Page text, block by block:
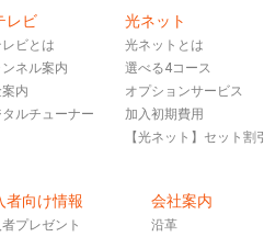
レビ
ビとは
ネル案内
内
ルチューナー
光ネット
光ネットとは
選べる4コース
オプションサービス
加入初期費用
【光ネット】セット割引
者向け情報
プレゼント
会社案内
沿革